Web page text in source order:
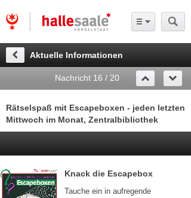
Aktuelle Informationen
Nachricht 16 / 20
Rätselspaß mit Escapeboxen - jeden letzten
Mittwoch im Monat, Zentralbibliothek
Knack die Escapebox
Tauche ein in aufregende